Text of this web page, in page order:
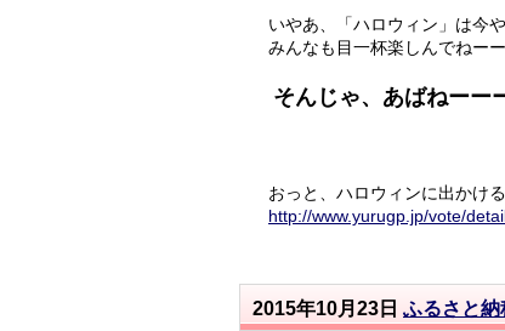
いやあ、「ハロウィン」は今
みんなも目一杯楽しんでねーー
そんじゃ、あばねーー
おっと、ハロウィンに出かけ
http://www.yurugp.jp/vote/
2015年10月23日 ふるさと